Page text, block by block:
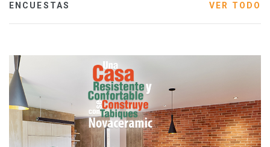
ENCUESTAS VER TODO